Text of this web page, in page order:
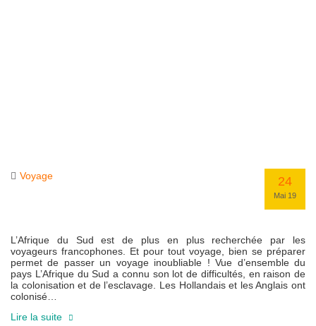
Voyage 24
Mai 19
L’Afrique du Sud est de plus en plus recherchée par les
voyageurs francophones. Et pour tout voyage, bien se préparer
permet de passer un voyage inoubliable ! Vue d’ensemble du
pays L’Afrique du Sud a connu son lot de difficultés, en raison de
la colonisation et de l’esclavage. Les Hollandais et les Anglais ont
colonisé…
Lire la suite